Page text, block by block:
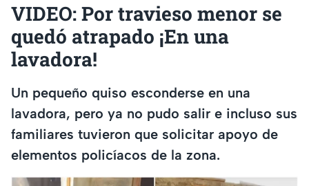
VIDEO: Por travieso menor se
quedó atrapado ¡En una
lavadora!
Un pequeño quiso esconderse en una
lavadora, pero ya no pudo salir e incluso sus
familiares tuvieron que solicitar apoyo de
elementos policíacos de la zona.